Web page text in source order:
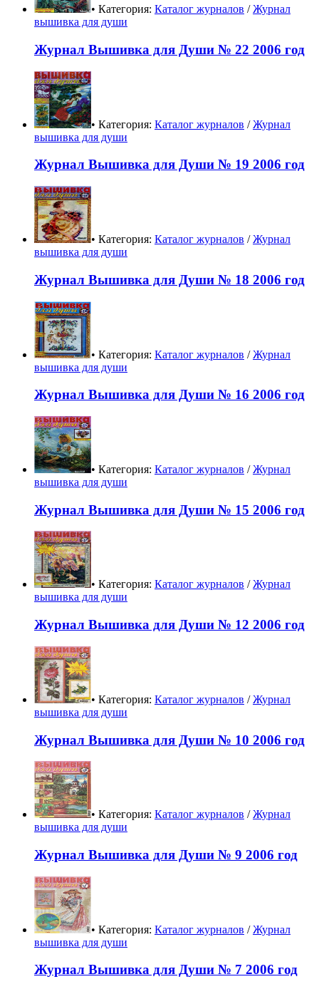
• Категория: Каталог журналов /Журнал
вышивка для души
Журнал Вышивка для Души № 22 2006 год
• Категория: Каталог журналов /Журнал
вышивка для души
Журнал Вышивка для Души № 19 2006 год
• Категория: Каталог журналов /Журнал
вышивка для души
Журнал Вышивка для Души № 18 2006 год
• Категория: Каталог журналов /Журнал
вышивка для души
Журнал Вышивка для Души № 16 2006 год
• Категория: Каталог журналов /Журнал
вышивка для души
Журнал Вышивка для Души № 15 2006 год
• Категория: Каталог журналов /Журнал
вышивка для души
Журнал Вышивка для Души № 12 2006 год
• Категория: Каталог журналов /Журнал
вышивка для души
Журнал Вышивка для Души № 10 2006 год
• Категория: Каталог журналов /Журнал
вышивка для души
Журнал Вышивка для Души № 9 2006 год
• Категория: Каталог журналов /Журнал
вышивка для души
Журнал Вышивка для Души № 7 2006 год